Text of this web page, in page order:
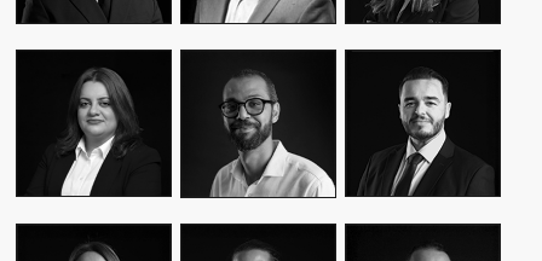
WASSIM KASSARI
CHIEF FINANCIAL
OFFICER
MALIK IRAQI
MANAGING
DIRECTOR
YASMINE MYRIAM
DIRECTOR OF
OPERATIONS –
PUBLIC RELATIONS
MOUNA EL AZIM
AMINE LAGSSIR
KARIM BENKIRAN